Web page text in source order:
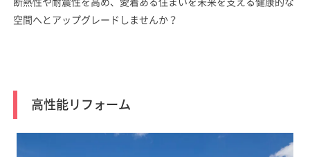
断熱性や耐震性を高め、愛着ある住まいを未来を支える健康的な
空間へとアップグレードしませんか？
高性能リフォーム